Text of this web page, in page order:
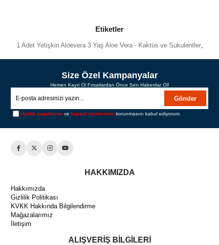
Etiketler
1 Adet Yetişkin Aloevera 3 Yaş Aloe Vera - Kaktüs ve Sukulentler,
Size Özel Kampanyalar
Hemen Kayıt Ol Fırsatlardan Önce Sen Haberdar Ol!
Gönder
Üyelik koşullarını vekişisel verilerimin korunmasını kabul ediyorum.
HAKKIMIZDA
Hakkımızda
Gizlilik Politikası
KVKK Hakkında Bilgilendirme
Mağazalarımız
İletişim
ALIŞVERİŞ BİLGİLERİ